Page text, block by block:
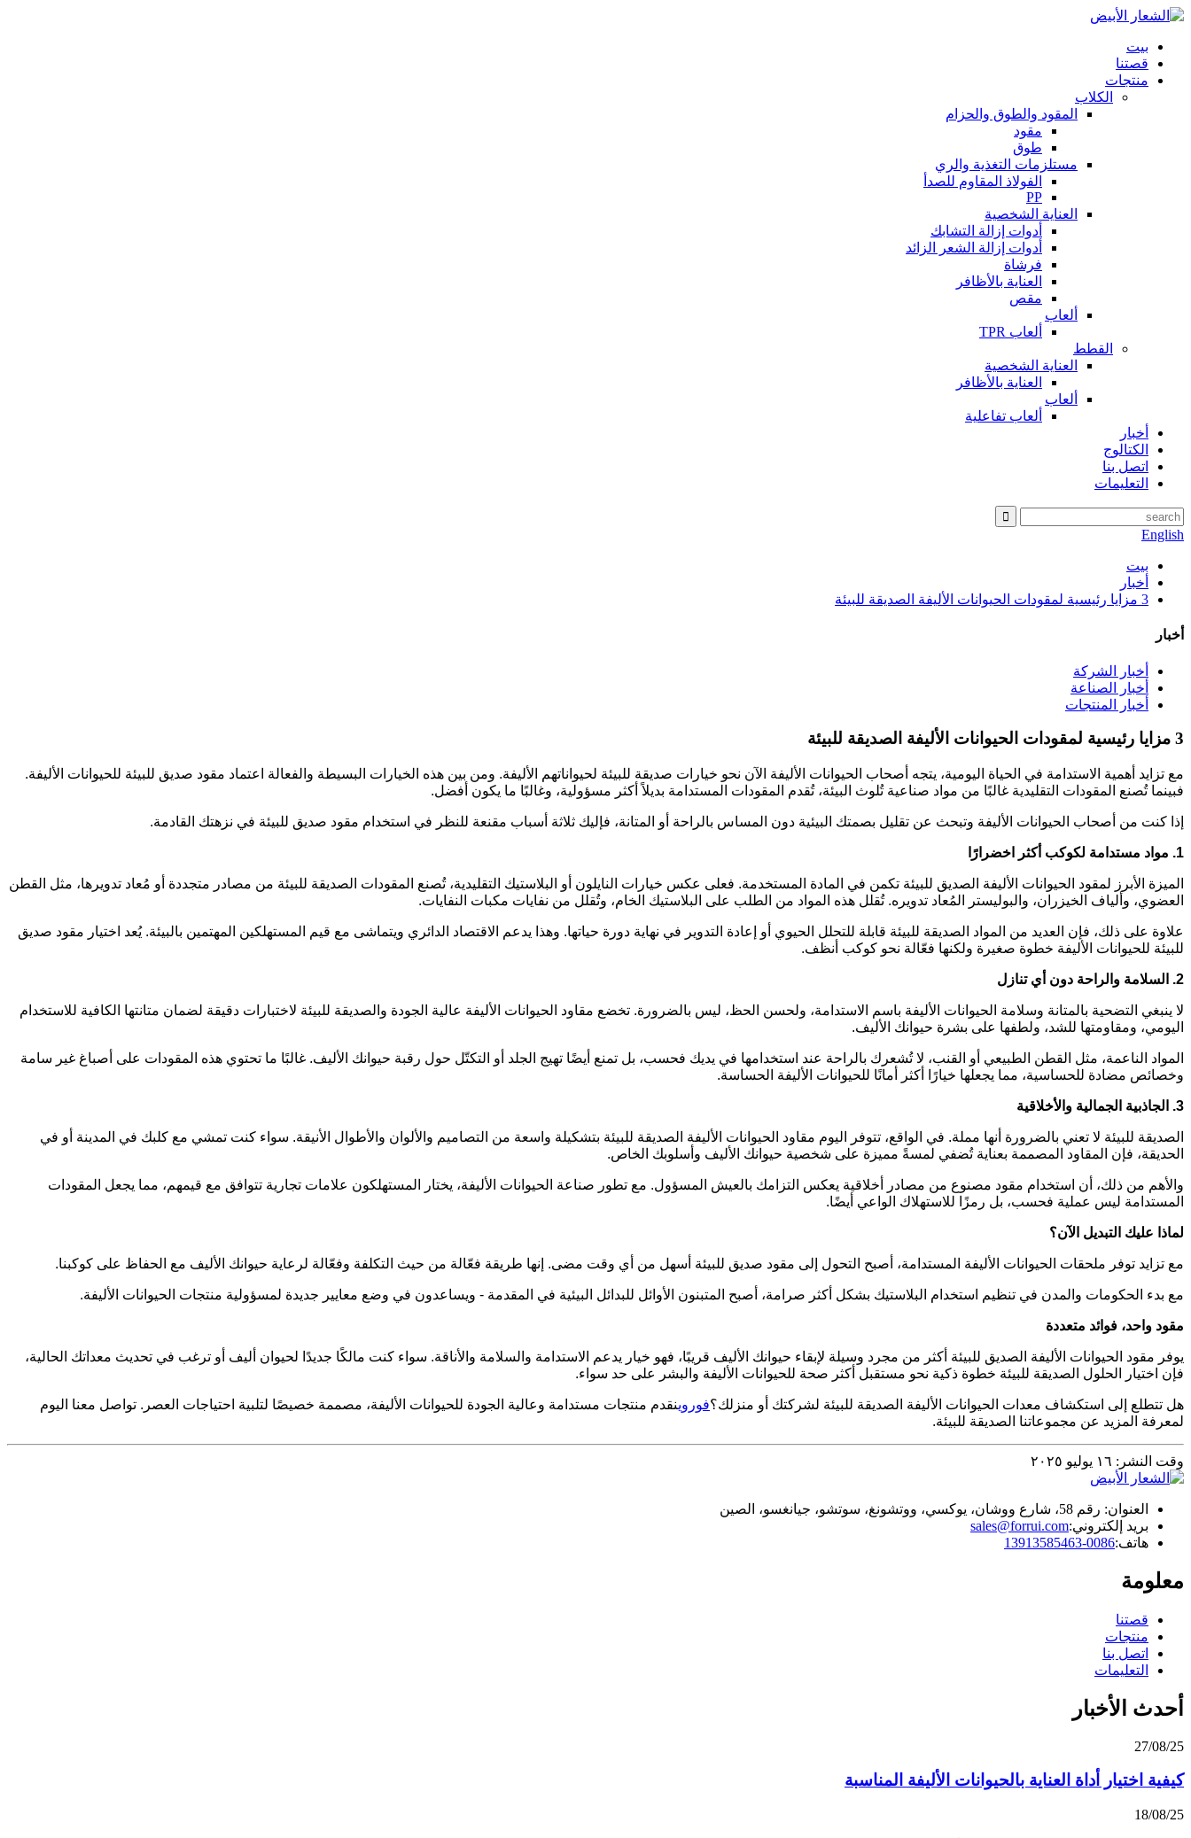
بيت
قصتنا
منتجات
الكلاب
المقود والطوق والحزام
مقود
طوق
مستلزمات التغذية والري
الفولاذ المقاوم للصدأ
PP
العناية الشخصية
أدوات إزالة التشابك
أدوات إزالة الشعر الزائد
فرشاة
العناية بالأظافر
مقص
ألعاب
ألعاب TPR
القطط
العناية الشخصية
العناية بالأظافر
ألعاب
ألعاب تفاعلية
أخبار
الكتالوج
اتصل بنا
التعليمات
English
بيت
أخبار
3 مزايا رئيسية لمقودات الحيوانات الأليفة الصديقة للبيئة
أخبار
أخبار الشركة
أخبار الصناعة
أخبار المنتجات
3 مزايا رئيسية لمقودات الحيوانات الأليفة الصديقة للبيئة
مع تزايد أهمية الاستدامة في الحياة اليومية، يتجه أصحاب الحيوانات الأليفة الآن نحو خيارات صديقة للبيئة لحيواناتهم الأليفة. ومن بين هذه الخيارات البسيطة والفعالة اعتماد مقود صديق للبيئة للحيوانات الأليفة.
فبينما تُصنع المقودات التقليدية غالبًا من مواد صناعية تُلوث البيئة، تُقدم المقودات المستدامة بديلاً أكثر مسؤولية، وغالبًا ما يكون أفضل.
إذا كنت من أصحاب الحيوانات الأليفة وتبحث عن تقليل بصمتك البيئية دون المساس بالراحة أو المتانة، فإليك ثلاثة أسباب مقنعة للنظر في استخدام مقود صديق للبيئة في نزهتك القادمة.
1. مواد مستدامة لكوكب أكثر اخضرارًا
الميزة الأبرز لمقود الحيوانات الأليفة الصديق للبيئة تكمن في المادة المستخدمة. فعلى عكس خيارات النايلون أو البلاستيك التقليدية، تُصنع المقودات الصديقة للبيئة من مصادر متجددة أو مُعاد تدويرها، مثل القطن
العضوي، وألياف الخيزران، والبوليستر المُعاد تدويره. تُقلل هذه المواد من الطلب على البلاستيك الخام، وتُقلل من نفايات مكبات النفايات.
علاوة على ذلك، فإن العديد من المواد الصديقة للبيئة قابلة للتحلل الحيوي أو إعادة التدوير في نهاية دورة حياتها. وهذا يدعم الاقتصاد الدائري ويتماشى مع قيم المستهلكين المهتمين بالبيئة. يُعد اختيار مقود صديق
للبيئة للحيوانات الأليفة خطوة صغيرة ولكنها فعّالة نحو كوكب أنظف.
2. السلامة والراحة دون أي تنازل
لا ينبغي التضحية بالمتانة وسلامة الحيوانات الأليفة باسم الاستدامة، ولحسن الحظ، ليس بالضرورة. تخضع مقاود الحيوانات الأليفة عالية الجودة والصديقة للبيئة لاختبارات دقيقة لضمان متانتها الكافية للاستخدام
اليومي، ومقاومتها للشد، ولطفها على بشرة حيوانك الأليف.
المواد الناعمة، مثل القطن الطبيعي أو القنب، لا تُشعرك بالراحة عند استخدامها في يديك فحسب، بل تمنع أيضًا تهيج الجلد أو التكتّل حول رقبة حيوانك الأليف. غالبًا ما تحتوي هذه المقودات على أصباغ غير سامة
وخصائص مضادة للحساسية، مما يجعلها خيارًا أكثر أمانًا للحيوانات الأليفة الحساسة.
3. الجاذبية الجمالية والأخلاقية
الصديقة للبيئة لا تعني بالضرورة أنها مملة. في الواقع، تتوفر اليوم مقاود الحيوانات الأليفة الصديقة للبيئة بتشكيلة واسعة من التصاميم والألوان والأطوال الأنيقة. سواء كنت تمشي مع كلبك في المدينة أو في
الحديقة، فإن المقاود المصممة بعناية تُضفي لمسةً مميزة على شخصية حيوانك الأليف وأسلوبك الخاص.
والأهم من ذلك، أن استخدام مقود مصنوع من مصادر أخلاقية يعكس التزامك بالعيش المسؤول. مع تطور صناعة الحيوانات الأليفة، يختار المستهلكون علامات تجارية تتوافق مع قيمهم، مما يجعل المقودات
المستدامة ليس عملية فحسب، بل رمزًا للاستهلاك الواعي أيضًا.
لماذا عليك التبديل الآن؟
مع تزايد توفر ملحقات الحيوانات الأليفة المستدامة، أصبح التحول إلى مقود صديق للبيئة أسهل من أي وقت مضى. إنها طريقة فعّالة من حيث التكلفة وفعّالة لرعاية حيوانك الأليف مع الحفاظ على كوكبنا.
مع بدء الحكومات والمدن في تنظيم استخدام البلاستيك بشكل أكثر صرامة، أصبح المتبنون الأوائل للبدائل البيئية في المقدمة - ويساعدون في وضع معايير جديدة لمسؤولية منتجات الحيوانات الأليفة.
مقود واحد، فوائد متعددة
يوفر مقود الحيوانات الأليفة الصديق للبيئة أكثر من مجرد وسيلة لإبقاء حيوانك الأليف قريبًا، فهو خيار يدعم الاستدامة والسلامة والأناقة. سواء كنت مالكًا جديدًا لحيوان أليف أو ترغب في تحديث معداتك الحالية،
فإن اختيار الحلول الصديقة للبيئة خطوة ذكية نحو مستقبل أكثر صحة للحيوانات الأليفة والبشر على حد سواء.
هل تتطلع إلى استكشاف معدات الحيوانات الأليفة الصديقة للبيئة لشركتك أو منزلك؟فوروينقدم منتجات مستدامة وعالية الجودة للحيوانات الأليفة، مصممة خصيصًا لتلبية احتياجات العصر. تواصل معنا اليوم
لمعرفة المزيد عن مجموعاتنا الصديقة للبيئة.
وقت النشر: ١٦ يوليو ٢٠٢٥
العنوان: رقم 58، شارع ووشان، يوكسي، ووتشونغ، سوتشو، جيانغسو، الصين
بريد إلكتروني:sales@forrui.com
هاتف:0086-13913585463
معلومة
قصتنا
منتجات
اتصل بنا
التعليمات
أحدث الأخبار
27/08/25
كيفية اختيار أداة العناية بالحيوانات الأليفة المناسبة
18/08/25